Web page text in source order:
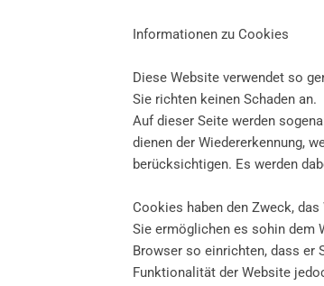
Informationen zu Cookies
Diese Website verwendet so
Sie richten keinen Schaden an.
Auf dieser Seite werden
dienen der Wiedererkennung,
berücksichtigen. Es werden
Cookies haben den Zweck,
Sie ermöglichen es sohin dem
Browser so einrichten, dass er
Funktionalität der Website